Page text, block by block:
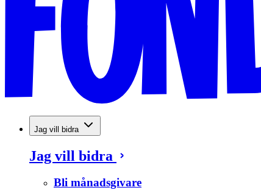
Jag vill bidra
Jag vill bidra
Bli månadsgivare